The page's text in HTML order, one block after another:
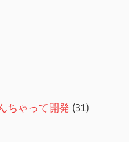
ちゃって開発 (31)